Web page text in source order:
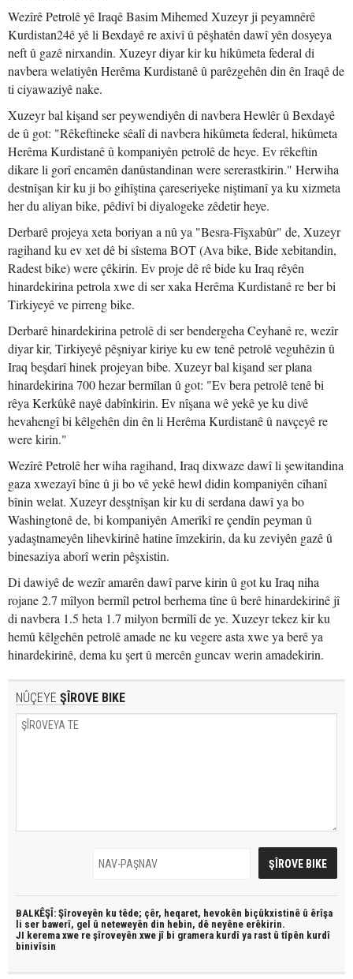
Wezîrê Petrolê yê Iraqê Basim Mihemed Xuzeyr ji peyamnêrê
Kurdistan24ê yê li Bexdayê re axivî û pêşhatên dawî yên dosyeya
neft û gazê nirxandin. Xuzeyr diyar kir ku hikûmeta federal di
navbera welatiyên Herêma Kurdistanê û parêzgehên din ên Iraqê de
ti ciyawaziyê nake.
Xuzeyr bal kişand ser peywendiyên di navbera Hewlêr û Bexdayê
de û got: "Rêkeftineke sêalî di navbera hikûmeta federal, hikûmeta
Herêma Kurdistanê û kompaniyên petrolê de heye. Ev rêkeftin
dikare li gorî encamên danûstandinan were sererastkirin." Herwiha
destnîşan kir ku ji bo gihîştina çareseriyeke niştimanî ya ku xizmeta
her du aliyan bike, pêdivî bi diyalogeke zêdetir heye.
Derbarê projeya xeta boriyan a nû ya "Besra-Fîşxabûr" de, Xuzeyr
ragihand ku ev xet dê bi sîstema BOT (Ava bike, Bide xebitandin,
Radest bike) were çêkirin. Ev proje dê rê bide ku Iraq rêyên
hinardekirina petrola xwe di ser xaka Herêma Kurdistanê re ber bi
Tirkiyeyê ve pirreng bike.
Derbarê hinardekirina petrolê di ser bendergeha Ceyhanê re, wezîr
diyar kir, Tirkiyeyê pêşniyar kiriye ku ew tenê petrolê veguhêzin û
Iraq beşdarî hinek projeyan bibe. Xuzeyr bal kişand ser plana
hinardekirina 700 hezar bermîlan û got: "Ev bera petrolê tenê bi
rêya Kerkûkê nayê dabînkirin. Ev nîşana wê yekê ye ku divê
hevahengî bi kêlgehên din ên li Herêma Kurdistanê û navçeyê re
were kirin."
Wezîrê Petrolê her wiha ragihand, Iraq dixwaze dawî li şewitandina
gaza xwezayî bîne û ji bo vê yekê hewl didin kompaniyên cîhanî
bînin welat. Xuzeyr desştnîşan kir ku di serdana dawî ya bo
Washingtonê de, bi kompaniyên Amerîkî re çendîn peyman û
yadaştnameyên lihevkirinê hatine îmzekirin, da ku zeviyên gazê û
binesaziya aborî werin pêşxistin.
Di dawiyê de wezîr amarên dawî parve kirin û got ku Iraq niha
rojane 2.7 mîlyon bermîl petrol berhema tîne û berê hinardekirinê jî
di navbera 1.5 heta 1.7 milyon bermîlî de ye. Xuzeyr tekez kir ku
hemû kêlgehên petrolê amade ne ku vegere asta xwe ya berê ya
hinardekirinê, dema ku şert û mercên guncav werin amadekirin.
NÛÇEYE ŞÎROVE BIKE
BALKÊŞÎ: Şîroveyên ku têde; çêr, heqaret, hevokên biçûkxistinê û êrîşa
li ser bawerî, gel û neteweyên din hebin, dê neyêne erêkirin.
JI kerema xwe re şîroveyên xwe jî bi gramera kurdî ya rast û tîpên kurdî
binivîsin